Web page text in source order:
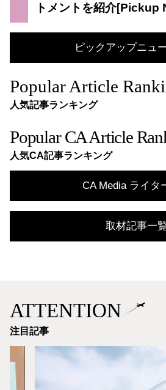
トメントを紹介
ピックアップニュ
Popular Article
人気記事ランキング
Popular CA Article
人気CA記事ランキング
CA Media ライタ
取材記事一
ATTENTION
注目記事